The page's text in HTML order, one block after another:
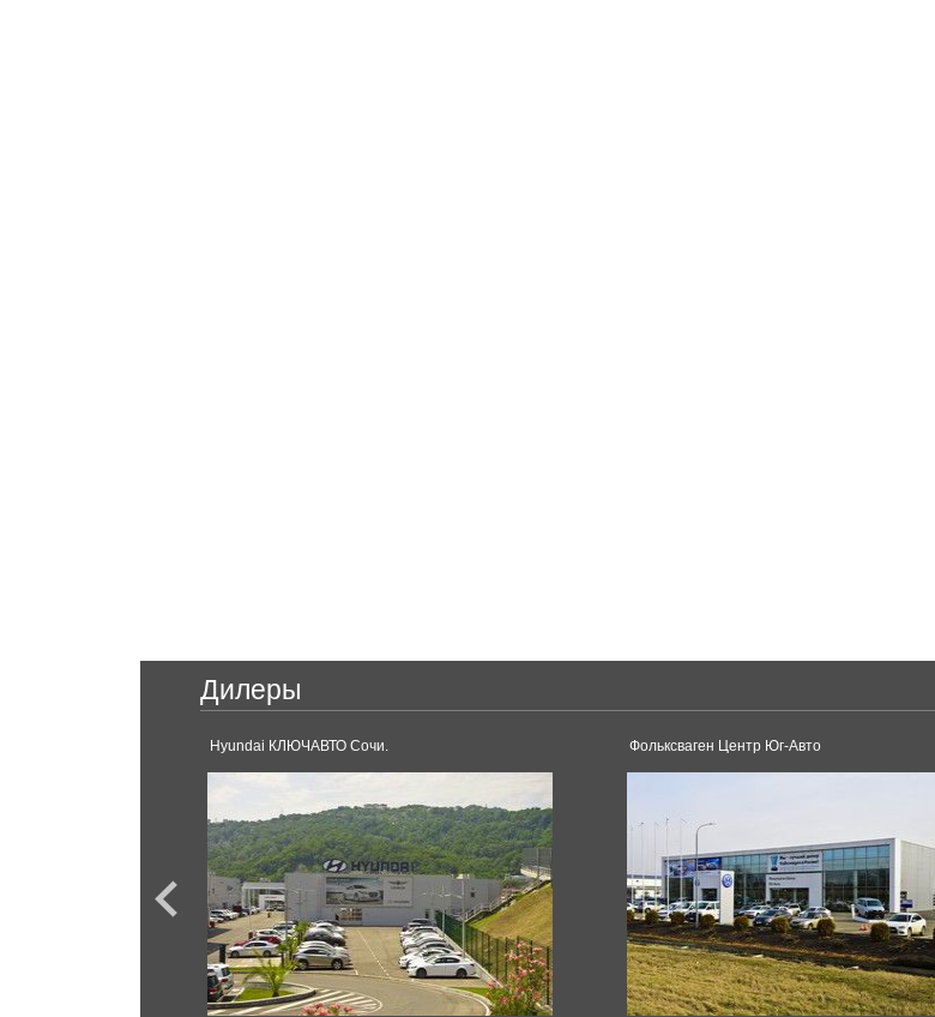
ГАЗель Next
ВОЛГА
ГАЗель Next
Cooper S
Mitsubishi
L200
Outlander
IQ
S80
Hyundai
Creta
8332
Bugatti
Divo
Дилеры
Hyundai КЛЮЧАВТО Сочи. Фольксваген Центр Юг-Авто